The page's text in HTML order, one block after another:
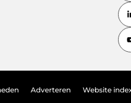
Adverteren Website